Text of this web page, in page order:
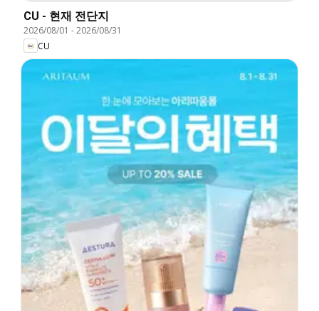
CU - 현재 전단지
2026/08/01 -2026/08/31
CU